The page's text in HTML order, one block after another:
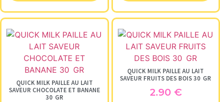
QUICK MILK PAILLE AU LAIT
SAVEUR CHOCOLATE ET BANANE
30 GR
QUICK MILK PAILLE AU LAIT
SAVEUR FRUITS DES BOIS 30 GR
2.90 €